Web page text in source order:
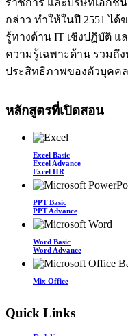
กล่าว ทำให้ในปี 2551 ไ
รู้ทางด้าน IT เชิงปฏิบัติ
ความรู้เฉพาะด้าน รวมถึ
ประสิทธิภาพของตัวบุคค
หลักสูตรที่เปิดสอน
Excel Basic
Excel Advance
Excel HR
PPT Basic
PPT Advance
Word Basic
Word Advance
Mix Office
Quick Links